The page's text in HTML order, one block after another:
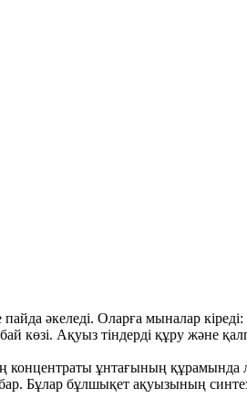
әкеледі. Оларға мыналар кіреді:
көзі. Ақуыз тіндерді құру және
ұнтағының құрамында
бұлшықет ақуызының